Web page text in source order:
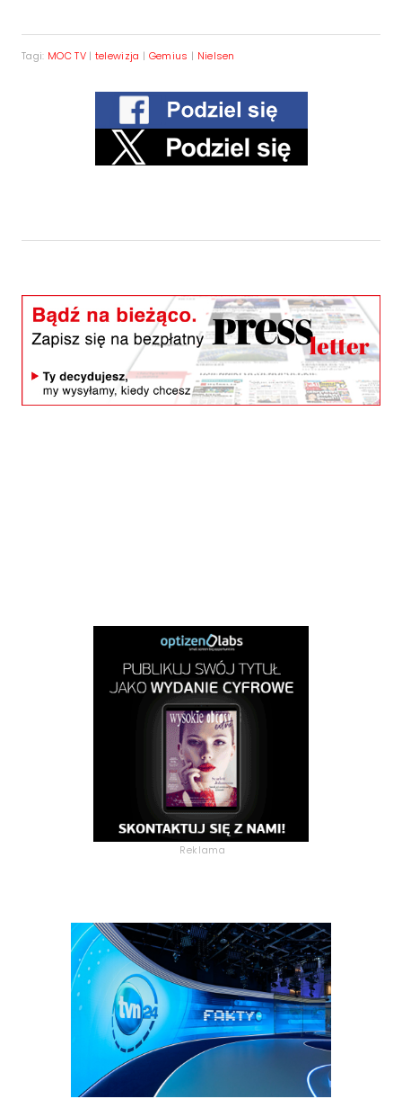
Tagi: MOC TV| telewizja | Gemius | Nielsen
Reklama